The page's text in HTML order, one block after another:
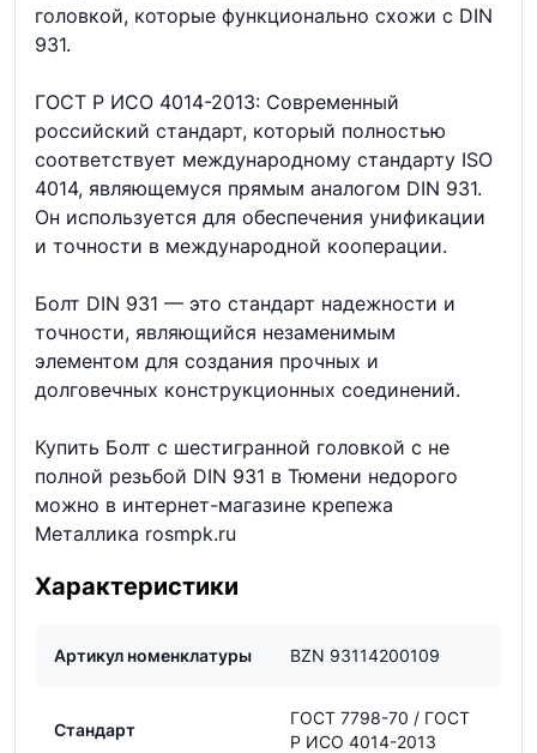
головкой, которые функционально схожи с DIN
931.
ГОСТ Р ИСО 4014-2013: Современный
российский стандарт, который полностью
соответствует международному стандарту ISO
4014, являющемуся прямым аналогом DIN 931.
Он используется для обеспечения унификации
и точности в международной кооперации.
Болт DIN 931 — это стандарт надежности и
точности, являющийся незаменимым
элементом для создания прочных и
долговечных конструкционных соединений.
Купить Болт с шестигранной головкой с не
полной резьбой DIN 931 в Тюмени недорого
можно в интернет-магазине крепежа
Металлика rosmpk.ru
Характеристики
Артикул номенклатуры BZN 93114200109
Стандарт
ГОСТ 7798-70 / ГОСТ
Р ИСО 4014-2013